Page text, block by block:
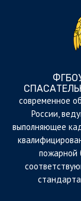
cовременное
России,
выполняющее
пожарной